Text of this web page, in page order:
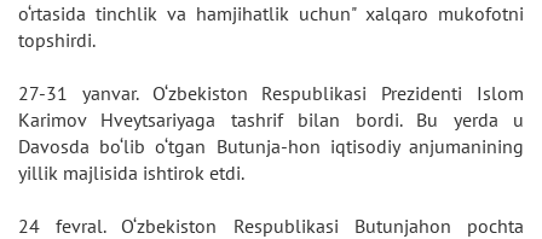
o‘rtasida tinchlik va hamjihatlik uchun" xalqaro mukofotni
topshirdi.
27-31 yanvar. O‘zbekiston Respublikasi Prezidenti Islom
Karimov Hveytsariyaga tashrif bilan bordi. Bu yerda u
Davosda bo‘lib o‘tgan Butunja-hon iqtisodiy anjumanining
yillik majlisida ishtirok etdi.
24 fevral. O‘zbekiston Respublikasi Butunjahon pochta